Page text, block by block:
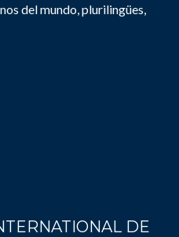
del mundo, plurilingües,
DE